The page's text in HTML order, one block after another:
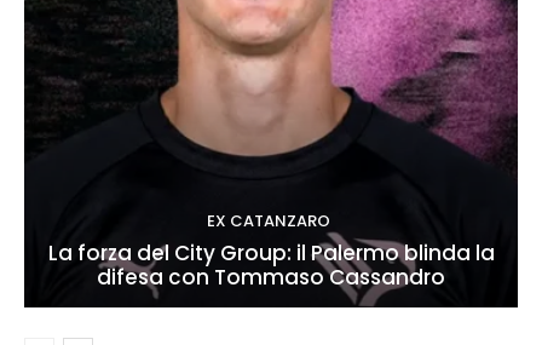
EX CATANZARO
La forza del City Group: il Palermo blinda la
difesa con Tommaso Cassandro